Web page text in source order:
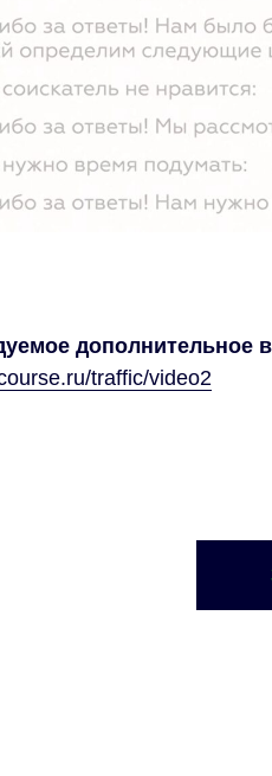
дополнительное
traffic/video2